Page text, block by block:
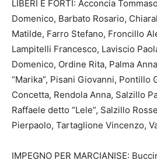
LIBERI E FORTI: Acconcia
Domenico, Barbato Rosario,
Matilde, Farro Stefano, Froncillo
Lampitelli Francesco, Laviscio
Domenico, Ordine Rita, Palma
“Marika”, Pisani Giovanni, Pontillo
Concetta, Rendola Anna, Salzillo
Raffaele detto “Lele”, Salzillo
Pierpaolo, Tartaglione Vincenzo,
IMPEGNO PER MARCIANISE: